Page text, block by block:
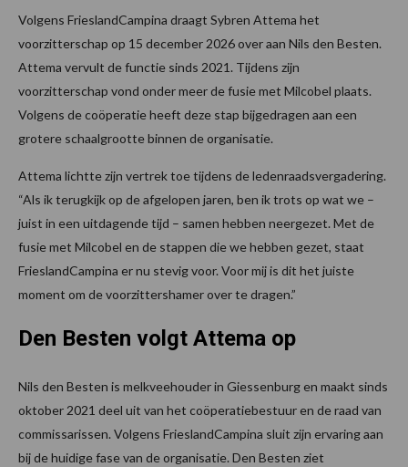
Volgens FrieslandCampina draagt Sybren Attema het
voorzitterschap op 15 december 2026 over aan Nils den Besten.
Attema vervult de functie sinds 2021. Tijdens zijn
voorzitterschap vond onder meer de fusie met Milcobel plaats.
Volgens de coöperatie heeft deze stap bijgedragen aan een
grotere schaalgrootte binnen de organisatie.
Attema lichtte zijn vertrek toe tijdens de ledenraadsvergadering.
“Als ik terugkijk op de afgelopen jaren, ben ik trots op wat we –
juist in een uitdagende tijd – samen hebben neergezet. Met de
fusie met Milcobel en de stappen die we hebben gezet, staat
FrieslandCampina er nu stevig voor. Voor mij is dit het juiste
moment om de voorzittershamer over te dragen.”
Den Besten volgt Attema op
Nils den Besten is melkveehouder in Giessenburg en maakt sinds
oktober 2021 deel uit van het coöperatiebestuur en de raad van
commissarissen. Volgens FrieslandCampina sluit zijn ervaring aan
bij de huidige fase van de organisatie. Den Besten ziet